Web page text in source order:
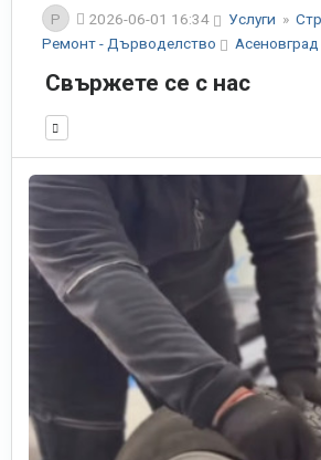
P
2026-06-01 16:34 Услуги »
Ремонт - Дърводелство
Асеновград
Свържете се с нас